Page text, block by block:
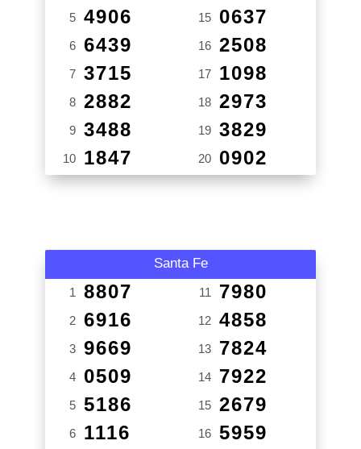
5 4906
6 6439
7 3715
8 2882
9 3488
10 1847
15 0637
16 2508
17 1098
18 2973
19 3829
20 0902
Santa Fe
1 8807
2 6916
3 9669
4 0509
5 5186
6 1116
11 7980
12 4858
13 7824
14 7922
15 2679
16 5959